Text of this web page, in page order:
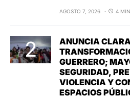
AGOSTO 7, 2026 4
ANUNCIA
GUERRERO;
SEGURIDAD,
VIOLENCIA Y
ESPACIOS